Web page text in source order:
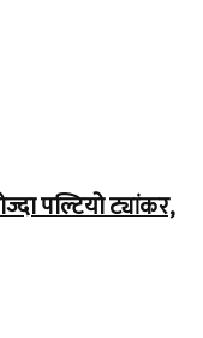
पल्टियो ट्यांकर,